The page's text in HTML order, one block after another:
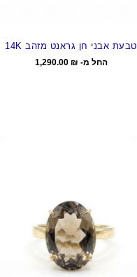
טבעת אבני חן גראנט מזהב 14K
החל מ- 1,290.00 ₪